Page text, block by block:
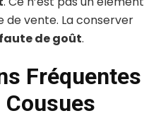
de vente. La conserver
faute de goût.
Fréquentes